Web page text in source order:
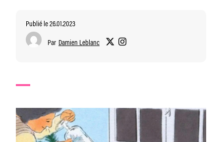
Publié le 26.01.2023
Par Damien Leblanc